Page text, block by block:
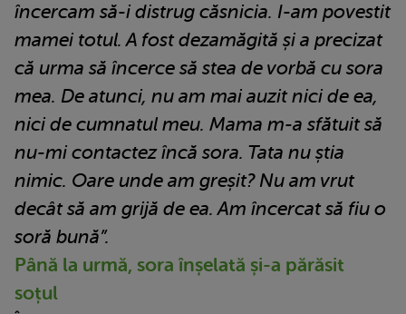
încercam să-i distrug căsnicia. I-am povestit
mamei totul. A fost dezamăgită și a precizat
că urma să încerce să stea de vorbă cu sora
mea. De atunci, nu am mai auzit nici de ea,
nici de cumnatul meu. Mama m-a sfătuit să
nu-mi contactez încă sora. Tata nu știa
nimic. Oare unde am greșit? Nu am vrut
decât să am grijă de ea. Am încercat să fiu o
soră bună”.
Până la urmă, sora înșelată și-a părăsit
soțul